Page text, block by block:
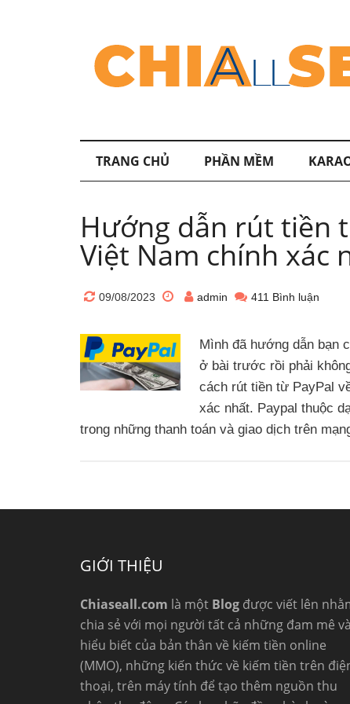
TRANG CHỦ PHẦN MỀM
Hướng dẫn rút tiền
Việt Nam chính xác
09/08/2023 admin 411 Bình luận
Mình đã hướng dẫn bạn
ở bài trước rồi phải
cách rút tiền từ PayPal
xác nhất. Paypal thuộc
trong những thanh toán và giao dịch trên
GIỚI THIỆU
Chiaseall.com là một Blog được viết lên
chia sẻ với mọi người tất cả những đam mê và
hiểu biết của bản thân về kiếm tiền online
(MMO), những kiến thức về kiếm tiền trên
thoại, trên máy tính để tạo thêm nguồn thu